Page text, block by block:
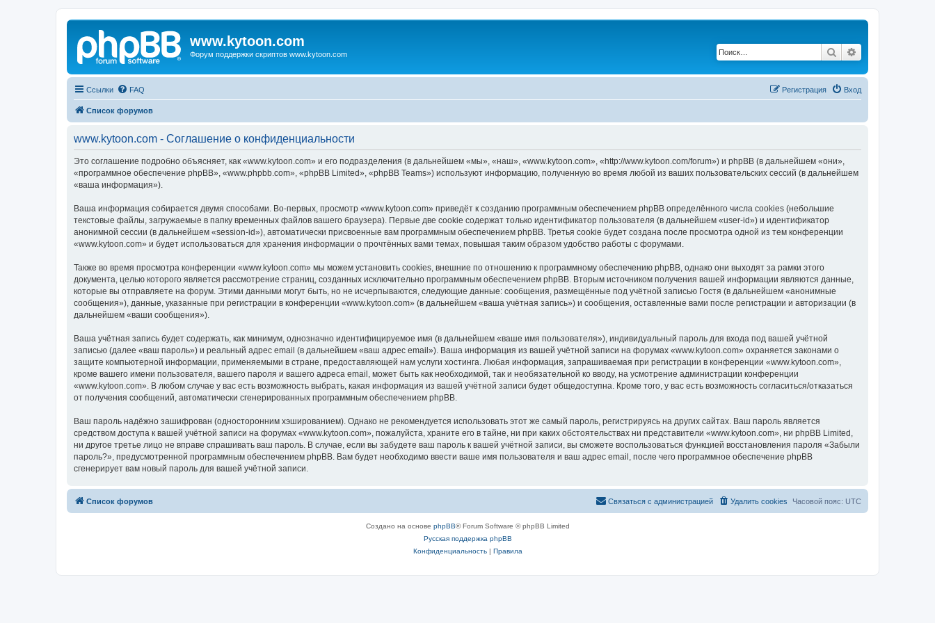
www.kytoon.com
Форум поддержки скриптов www.kytoon.com Поиск
Ссылки FAQ Вход
Регистрация
Список форумов
www.kytoon.com - Соглашение о конфиденциальности
Это соглашение подробно объясняет, как «www.kytoon.com» и его подразделения (в дальнейшем «мы», «наш», «www.kytoon.com», «http://www.kytoon.com/forum») и phpBB (в дальнейшем «они»,
«программное обеспечение phpBB», «www.phpbb.com», «phpBB Limited», «phpBB Teams») используют информацию, полученную во время любой из ваших пользовательских сессий (в дальнейшем
«ваша информация»).
Ваша информация собирается двумя способами. Во-первых, просмотр «www.kytoon.com» приведёт к созданию программным обеспечением phpBB определённого числа cookies (небольшие
текстовые файлы, загружаемые в папку временных файлов вашего браузера). Первые две cookie содержат только идентификатор пользователя (в дальнейшем «user-id») и идентификатор
анонимной сессии (в дальнейшем «session-id»), автоматически присвоенные вам программным обеспечением phpBB. Третья cookie будет создана после просмотра одной из тем конференции
«www.kytoon.com» и будет использоваться для хранения информации о прочтённых вами темах, повышая таким образом удобство работы с форумами.
Также во время просмотра конференции «www.kytoon.com» мы можем установить cookies, внешние по отношению к программному обеспечению phpBB, однако они выходят за рамки этого
документа, целью которого является рассмотрение страниц, созданных исключительно программным обеспечением phpBB. Вторым источником получения вашей информации являются данные,
которые вы отправляете на форум. Этими данными могут быть, но не исчерпываются, следующие данные: сообщения, размещённые под учётной записью Гостя (в дальнейшем «анонимные
сообщения»), данные, указанные при регистрации в конференции «www.kytoon.com» (в дальнейшем «ваша учётная запись») и сообщения, оставленные вами после регистрации и авторизации (в
дальнейшем «ваши сообщения»).
Ваша учётная запись будет содержать, как минимум, однозначно идентифицируемое имя (в дальнейшем «ваше имя пользователя»), индивидуальный пароль для входа под вашей учётной
записью (далее «ваш пароль») и реальный адрес email (в дальнейшем «ваш адрес email»). Ваша информация из вашей учётной записи на форумах «www.kytoon.com» охраняется законами о
защите компьютерной информации, применяемыми в стране, предоставляющей нам услуги хостинга. Любая информация, запрашиваемая при регистрации в конференции «www.kytoon.com»,
кроме вашего имени пользователя, вашего пароля и вашего адреса email, может быть как необходимой, так и необязательной ко вводу, на усмотрение администрации конференции
«www.kytoon.com». В любом случае у вас есть возможность выбрать, какая информация из вашей учётной записи будет общедоступна. Кроме того, у вас есть возможность согласиться/отказаться
от получения сообщений, автоматически сгенерированных программным обеспечением phpBB.
Ваш пароль надёжно зашифрован (односторонним хэшированием). Однако не рекомендуется использовать этот же самый пароль, регистрируясь на других сайтах. Ваш пароль является
средством доступа к вашей учётной записи на форумах «www.kytoon.com», пожалуйста, храните его в тайне, ни при каких обстоятельствах ни представители «www.kytoon.com», ни phpBB Limited,
ни другое третье лицо не вправе спрашивать ваш пароль. В случае, если вы забудете ваш пароль к вашей учётной записи, вы сможете воспользоваться функцией восстановления пароля «Забыли
пароль?», предусмотренной программным обеспечением phpBB. Вам будет необходимо ввести ваше имя пользователя и ваш адрес email, после чего программное обеспечение phpBB
сгенерирует вам новый пароль для вашей учётной записи.
Список форумов Часовой пояс: UTC
Удалить cookies
Связаться с администрацией
Создано на основе phpBB® Forum Software © phpBB Limited
Русская поддержка phpBB
Конфиденциальность| Правила